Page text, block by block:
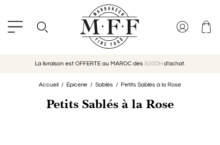
La livraison est OFFERTE au MAROC dès 500DH d'achat.
Accueil Épicerie Sablés Petits Sablés à la Rose
Petits Sablés à la Rose